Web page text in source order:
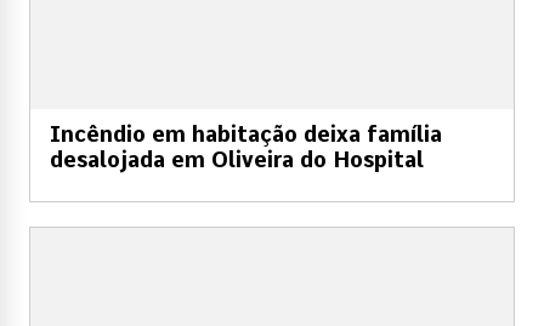
Incêndio em habitação deixa família
desalojada em Oliveira do Hospital